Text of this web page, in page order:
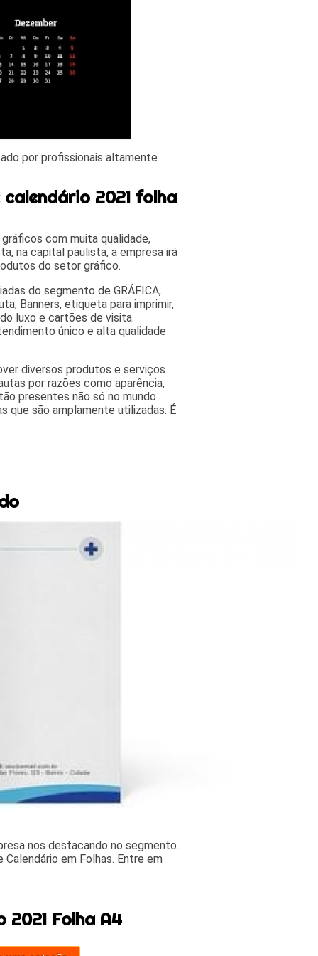
por profissionais altamente
2021 folha
com muita qualidade,
na capital paulista, a empresa irá
do setor gráfico.
do segmento de GRÁFICA,
Banners, etiqueta para imprimir,
luxo e cartões de visita.
único e alta qualidade
diversos produtos e serviços.
por razões como aparência,
presentes não só no mundo
que são amplamente utilizadas. É
nos destacando no segmento.
em Folhas. Entre em
Folha A4